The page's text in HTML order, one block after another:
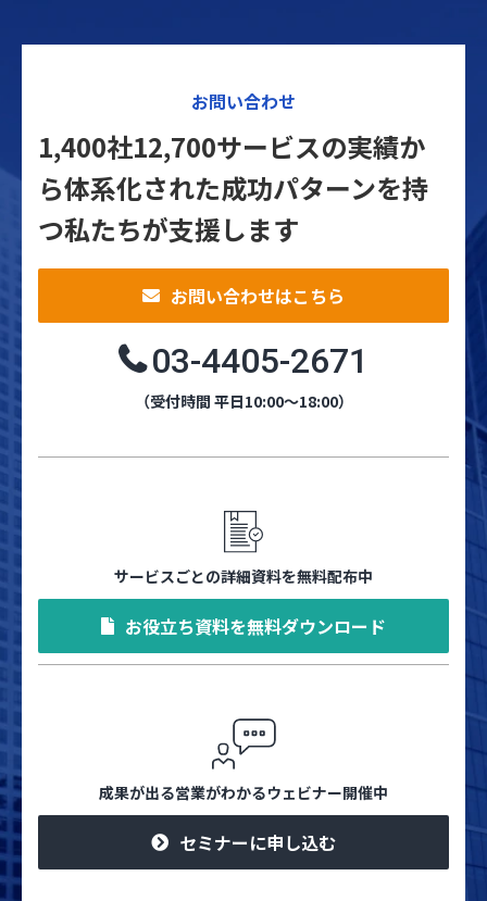
お問い合わせ
1,400社12,700サービスの実績か
ら体系化された成功パターンを持
つ私たちが支援します
お問い合わせはこちら
03-4405-2671
（受付時間 平日10:00～18:00）
サービスごとの詳細資料を無料配布中
お役立ち資料を無料ダウンロード
成果が出る営業がわかるウェビナー開催中
セミナーに申し込む